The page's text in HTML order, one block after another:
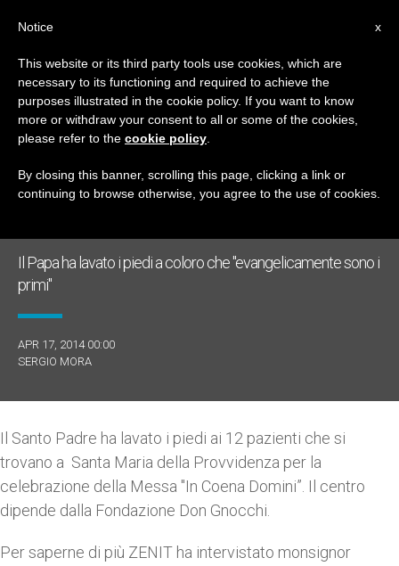
GIORNO
Aprile 17th, 2014
ULTIME NOTIZIE
Il Papa ha lavato i piedi a coloro che "evangelicamente sono i
primi"
APR 17, 2014 00:00
SERGIO MORA
Il Santo Padre ha lavato i piedi ai 12 pazienti che si
trovano a Santa Maria della Provvidenza per la
celebrazione della Messa "In Coena Domini”. Il centro
dipende dalla Fondazione Don Gnocchi.
Per saperne di più ZENIT ha intervistato monsignor
x
Notice
This website or its third party tools use cookies, which are
necessary to its functioning and required to achieve the
purposes illustrated in the cookie policy. If you want to know
more or withdraw your consent to all or some of the cookies,
please refer to the cookie policy
By closing this banner, scrolling this page, clicking a link or
continuing to browse otherwise, you agree to the use of cookies.